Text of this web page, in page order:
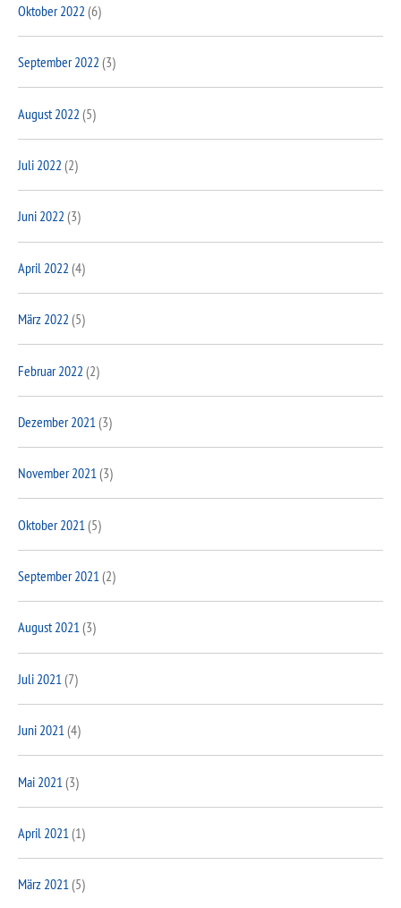
Oktober 2022 (6)
September 2022 (3)
August 2022 (5)
Juli 2022 (2)
Juni 2022 (3)
April 2022 (4)
März 2022 (5)
Februar 2022 (2)
Dezember 2021 (3)
November 2021(3)
Oktober 2021 (5)
September 2021(2)
August 2021(3)
Juli 2021 (7)
Juni 2021(4)
Mai 2021 (3)
April 2021 (1)
März 2021(5)